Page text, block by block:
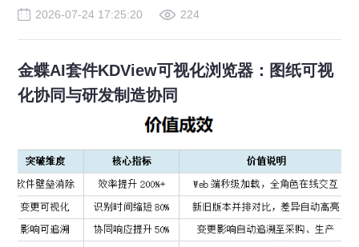
2026-07-24 17:25:20 224
金蝶AI套件KDView可视化浏览器：图纸可视
化协同与研发制造协同